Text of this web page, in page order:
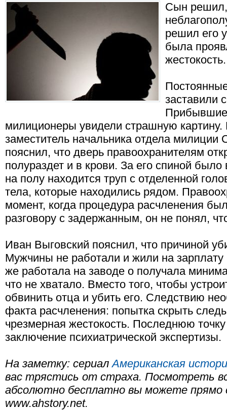
Сын решил,
решил его
была
жестокость.
заставили
Прибывшие
милиционеры увидели страшную
заместитель начальника отдела милиции
пояснил, что дверь правоохранителям
полураздет и в крови. За его спиной
на полу находится труп с отделенной
тела, которые находились рядом.
момент, когда процедура расчленения
разговору с задержанным, он не понял,
Иван Выговский пояснил, что причиной
Мужчины не работали и жили на
же работала на заводе о получала
что не хватало. Вместо того, чтобы
обвинить отца и убить его. Следствию
факта расчленения: попытка скрыть
чрезмерная жестокость. Последнюю
заключение психиатрической экспертизы.
На заметку: сериалАмериканская
вас трястись от страха. Посмотреть
абсолютно бесплатно вы можете прямо
www.ahstory.net.